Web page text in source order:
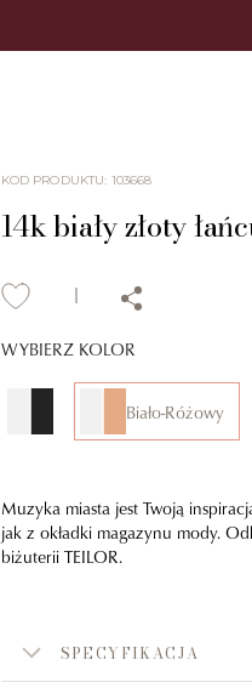
KOD PRODUKTU: 103668
14k biały złoty
WYBIERZ KOLOR
Biało-Różowy
Muzyka miasta jest Twoją
jak z okładki magazynu mody.
biżuterii TEILOR.
SPECYFIKACJA